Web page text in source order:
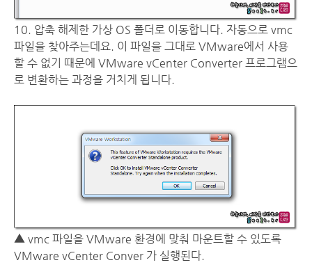
10. 압축 해제한 가상 OS 폴더로 이동합니다. 자동으로 vmc
파일을 찾아주는데요. 이 파일을 그대로 VMware에서 사용
할 수 없기 때문에 VMware vCenter Converter 프로그램으
로 변환하는 과정을 거치게 됩니다.
▲ vmc 파일을 VMware 환경에 맞춰 마운트할 수 있도록
VMware vCenter Conver 가 실행된다.